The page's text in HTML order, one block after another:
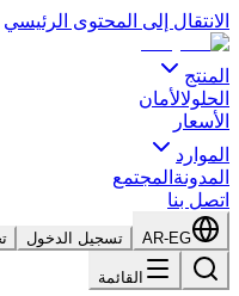
الانتقال إلى المحتوى الرئيسي
المنتج
الحلولالأمان
الأسعار
الموارد
المدونة المجتمع
اتصل بنا
AR-EG تسجيل الدخول
القائمة